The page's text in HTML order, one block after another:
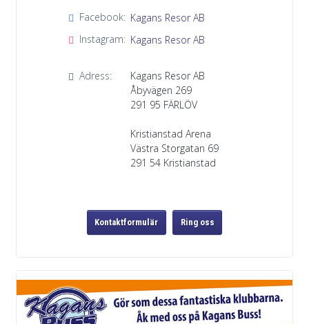
Facebook: Kagans Resor AB
Instagram: Kagans Resor AB
Adress:
Kagans Resor AB
Åbyvägen 269
291 95 FÄRLÖV
Kristianstad Arena
Västra Storgatan 69
291 54 Kristianstad
Kontaktformulär Ring oss